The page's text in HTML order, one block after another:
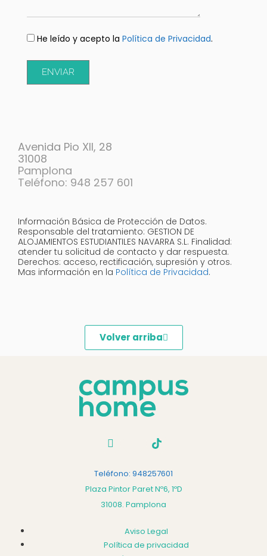
He leído y acepto la Política de Privacidad.
ENVIAR
Avenida Pio XII, 28
31008
Pamplona
Teléfono: 948 257 601
Información Básica de Protección de Datos.
Responsable del tratamiento: GESTION DE
ALOJAMIENTOS ESTUDIANTILES NAVARRA S.L. Finalidad:
atender tu solicitud de contacto y dar respuesta.
Derechos: acceso, rectificación, supresión y otros.
Mas información en la Política de Privacidad.
Volver arriba
Teléfono: 948257601
Plaza Pintor Paret Nº6, 1ºD
31008. Pamplona
Aviso Legal
Política de privacidad